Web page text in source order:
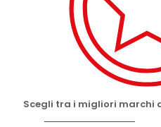
Scegli tra i migliori marchi